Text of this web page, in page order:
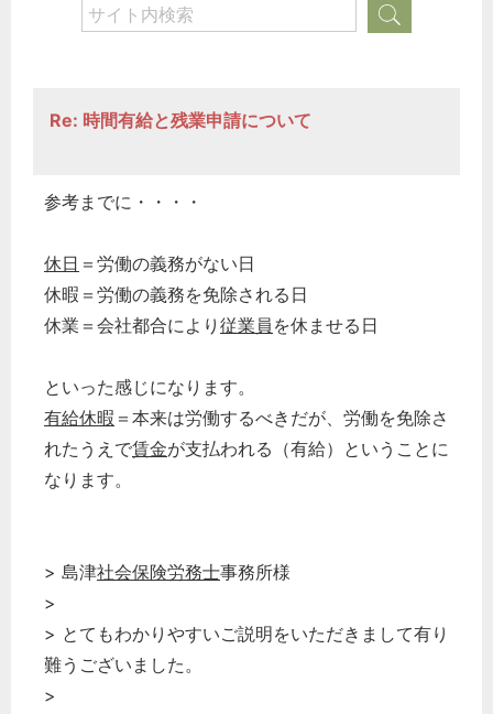
Re: 時間有給と残業申請について
参考までに・・・・
休日 ＝労働の義務がない日
休暇＝労働の義務を免除される日
休業＝会社都合により 従業員 を休ませる日
といった感じになります。
有給休暇 ＝本来は労働するべきだが、労働を免除さ
れたうえで賃金が支払われる（有給）ということに
なります。
> 島津社会保険労務士事務所様
>
> とてもわかりやすいご説明をいただきまして有り
難うございました。
>
選択してください
労務管理